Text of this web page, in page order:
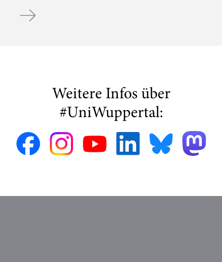
Ankündigung VSVI Seminar Wuppertal
Weitere Infos über
#UniWuppertal: